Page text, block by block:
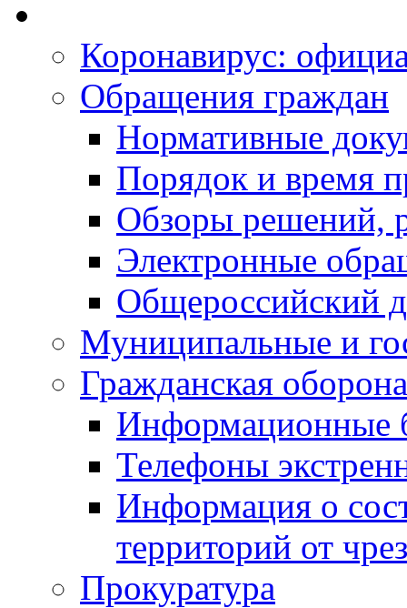
Коронавирус:
Обращения граждан
Нормативные
Порядок и время
Обзоры решений,
Электронные
Общероссийский
Муниципальные и
Гражданская
Информационные
Телефоны
Информация о
территорий от
Прокуратура